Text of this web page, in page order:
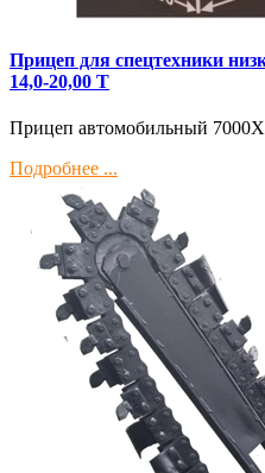
Прицеп для спецтехники
14,0-20,00 Т
Прицеп автомобильный
Подробнее ...